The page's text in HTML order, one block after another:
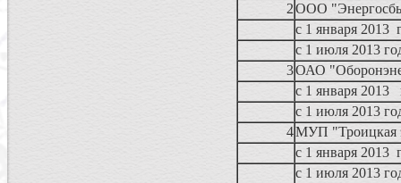
2ООО
с 1 января
с 1 июля 2013
3ОАО
с 1 января
с 1 июля 2013
4МУП
с 1 января
с 1 июля 2013